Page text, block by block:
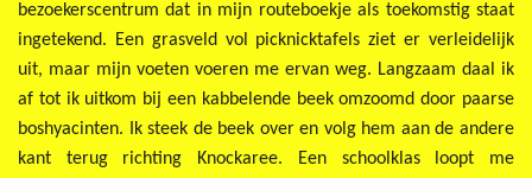
bezoekerscentrum dat in mijn routeboekje als toekomstig staat
ingetekend. Een grasveld vol picknicktafels ziet er verleidelijk
uit, maar mijn voeten voeren me ervan weg. Langzaam daal ik
af tot ik uitkom bij een kabbelende beek omzoomd door paarse
boshyacinten. Ik steek de beek over en volg hem aan de andere
kant terug richting Knockaree. Een schoolklas loopt me